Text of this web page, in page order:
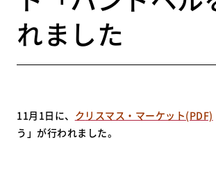
れました
11月1日に、 ク リスマス・マーケット(PDF)
う」が行われました。